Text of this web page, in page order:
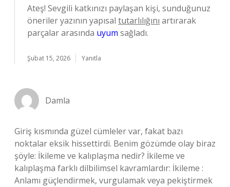
Ateş! Sevgili katkınızı paylaşan kişi, sunduğunuz
öneriler yazının yapısal tutarlılığını artırarak
parçalar arasında uyum sağladı.
Şubat 15, 2026 Yanıtla
Damla
Giriş kısmında güzel cümleler var, fakat bazı
noktalar eksik hissettirdi. Benim gözümde olay biraz
şöyle: İkileme ve kalıplaşma nedir? İkileme ve
kalıplaşma farklı dilbilimsel kavramlardır: İkileme :
Anlamı güçlendirmek, vurgulamak veya pekiştirmek